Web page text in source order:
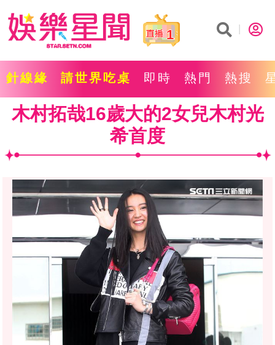
1
針線緣 請世界吃桌 即時 熱門 熱搜
木村拓哉16歲大的2女兒木村光
希首度